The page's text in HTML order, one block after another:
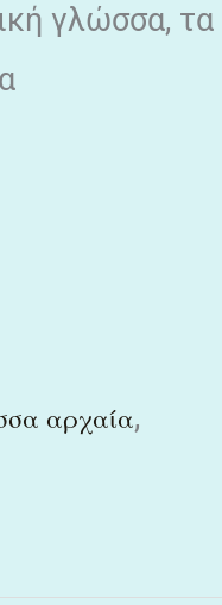
γλώσσα, τα
αρχαία,